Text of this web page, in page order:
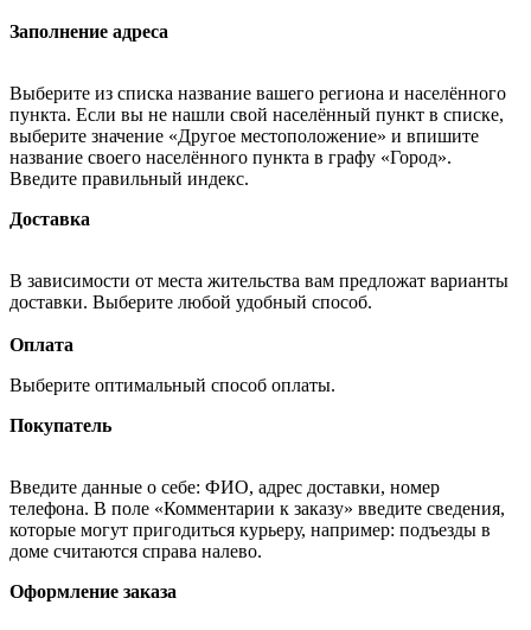
Заполнение адреса
Выберите из списка название вашего региона и населённого
пункта. Если вы не нашли свой населённый пункт в списке,
выберите значение «Другое местоположение» и впишите
название своего населённого пункта в графу «Город».
Введите правильный индекс.
Доставка
В зависимости от места жительства вам предложат варианты
доставки. Выберите любой удобный способ.
Оплата
Выберите оптимальный способ оплаты.
Покупатель
Введите данные о себе: ФИО, адрес доставки, номер
телефона. В поле «Комментарии к заказу» введите сведения,
которые могут пригодиться курьеру, например: подъезды в
доме считаются справа налево.
Оформление заказа